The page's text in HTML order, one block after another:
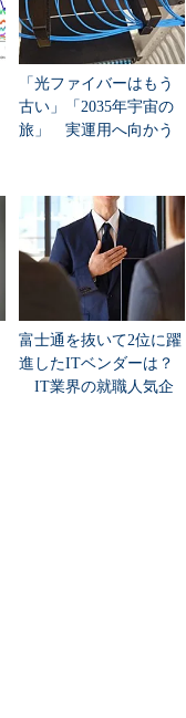
「光ファイバーはもう
古い」「2035年宇宙の
旅」 実運用へ向かう
富士通を抜いて2位に躍
進したITベンダーは？
IT業界の就職人気企